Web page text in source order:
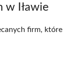
w Iławie
firm, które